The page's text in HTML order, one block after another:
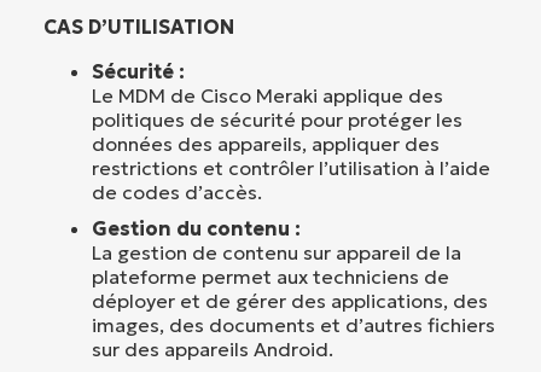
CAS D’UTILISATION
Sécurité :
Le MDM de Cisco Meraki applique des
politiques de sécurité pour protéger les
données des appareils, appliquer des
restrictions et contrôler l’utilisation à l’aide
de codes d’accès.
Gestion du contenu :
La gestion de contenu sur appareil de la
plateforme permet aux techniciens de
déployer et de gérer des applications, des
images, des documents et d’autres fichiers
sur des appareils Android.